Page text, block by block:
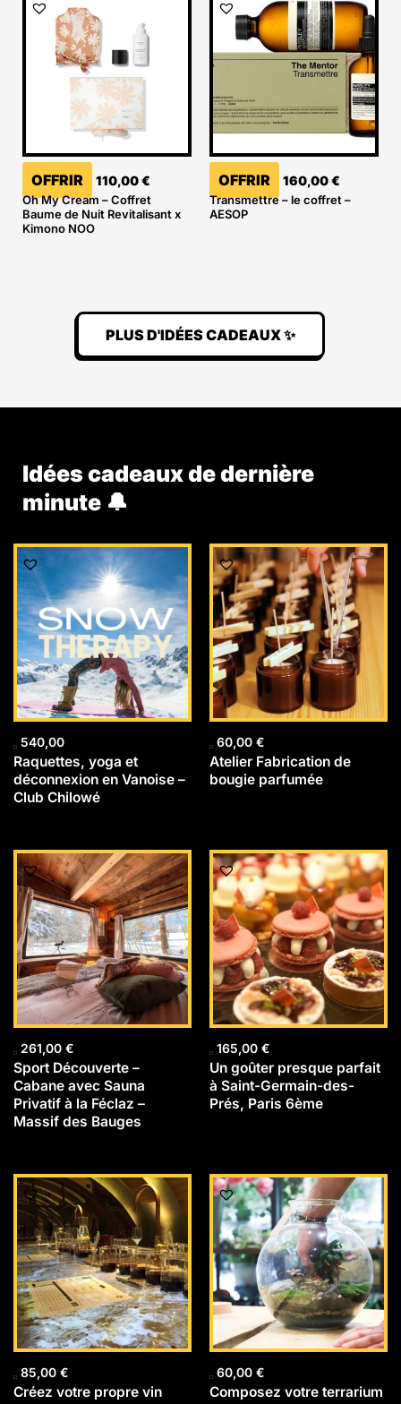
OFFRIR 110,00€
Oh My Cream – Coffret
Baume de Nuit Revitalisant x
Kimono NOO
OFFRIR 160,00€
Transmettre – le coffret –
AESOP
PLUS D'IDÉES CADEAUX ✨
Idées cadeaux de dernière
minute 🔔
540,00
Raquettes, yoga et
déconnexion en Vanoise –
Club Chilowé
60,00 €
Atelier Fabrication de
bougie parfumée
261,00 €
Sport Découverte –
Cabane avec Sauna
Privatif à la Féclaz –
Massif des Bauges
165,00 €
Un goûter presque parfait
à Saint-Germain-des-
Prés, Paris 6ème
85,00 €
Créez votre propre vin
60,00 €
Composez votre terrarium